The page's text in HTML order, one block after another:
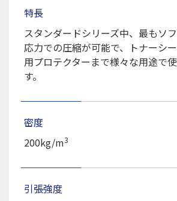
特長
スタンダードシリーズ中、最もソ
応力での圧縮が可能で、トナーシ
用プロテクターまで様々な用途で
す。
密度
200kg/m3
引張強度